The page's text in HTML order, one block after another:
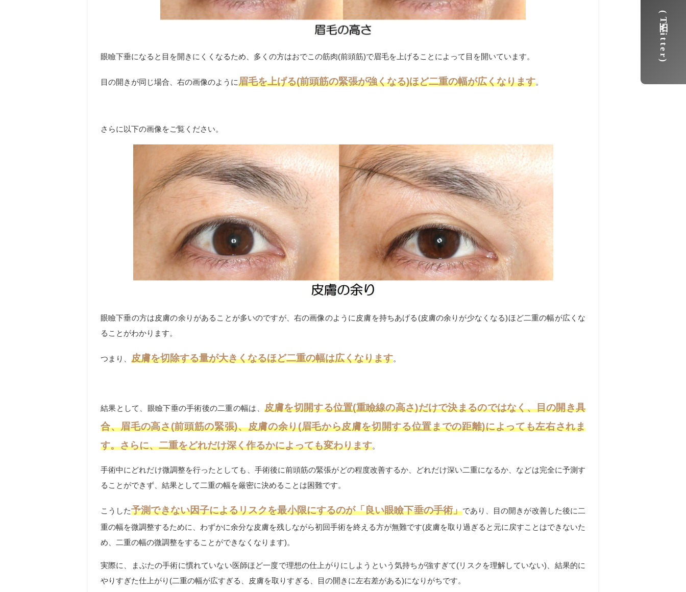
(旧Twitter)
眼瞼下垂になると目を開きにくくなるため、多くの方はおでこの筋肉(前頭筋)で眉毛を上げることによって目を開いています。
目の開きが同じ場合、右の画像のように眉毛を上げる(前頭筋の緊張が強くなる)ほど二重の幅が広くなります。
さらに以下の画像をご覧ください。
眼瞼下垂の方は皮膚の余りがあることが多いのですが、右の画像のように皮膚を持ちあげる(皮膚の余りが少なくなる)ほど二重の幅が広くな
ることがわかります。
つまり、 皮膚を切除する量が大きくなるほど二重の幅は広くなります。
結果として、眼瞼下垂の手術後の二重の幅は、 皮膚を切開する位置(重瞼線の高さ)だけで決まるのではなく、目の開き具
合、眉毛の高さ(前頭筋の緊張)、皮膚の余り(眉毛から皮膚を切開する位置までの距離)によっても左右されま
す。さらに、二重をどれだけ深く作るかによっても変わります。
手術中にどれだけ微調整を行ったとしても、手術後に前頭筋の緊張がどの程度改善するか、どれだけ深い二重になるか、などは完全に予測す
ることができず、結果として二重の幅を厳密に決めることは困難です。
こうした予測できない因子によるリスクを最小限にするのが「良い眼瞼下垂の手術」であり、目の開きが改善した後に二
重の幅を微調整するために、わずかに余分な皮膚を残しながら初回手術を終える方が無難です(皮膚を取り過ぎると元に戻すことはできないた
め、二重の幅の微調整をすることができなくなります)。
実際に、まぶたの手術に慣れていない医師ほど一度で理想の仕上がりにしようという気持ちが強すぎて(リスクを理解していない)、結果的に
やりすぎた仕上がり(二重の幅が広すぎる、皮膚を取りすぎる、目の開きに左右差がある)になりがちです。